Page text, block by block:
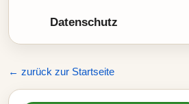
Datenschutz
← zurück zur Startseite